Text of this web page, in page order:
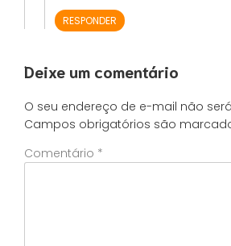
RESPONDER
Deixe um comentário
O seu endereço de e-mail não
Campos obrigatórios são
Comentário *